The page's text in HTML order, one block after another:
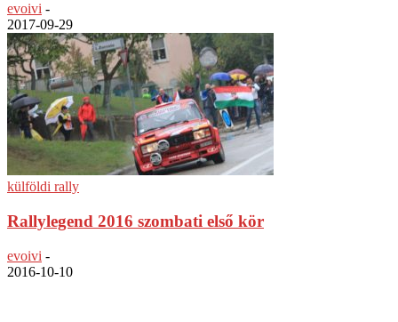
evoivi -
2017-09-29
külföldi rally
Rallylegend 2016 szombati első kör
evoivi -
2016-10-10